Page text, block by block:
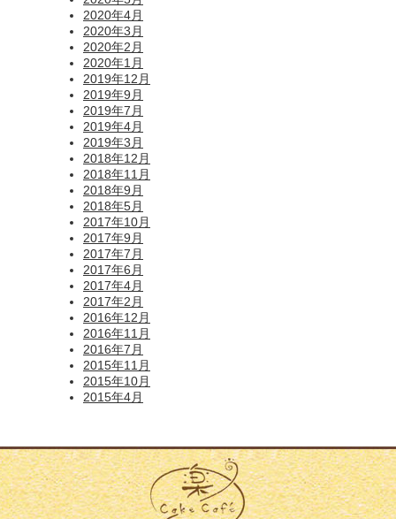
2020年4月
2020年3月
2020年2月
2020年1月
2019年12月
2019年9月
2019年7月
2019年4月
2019年3月
2018年12月
2018年11月
2018年9月
2018年5月
2017年10月
2017年9月
2017年7月
2017年6月
2017年4月
2017年2月
2016年12月
2016年11月
2016年7月
2015年11月
2015年10月
2015年4月